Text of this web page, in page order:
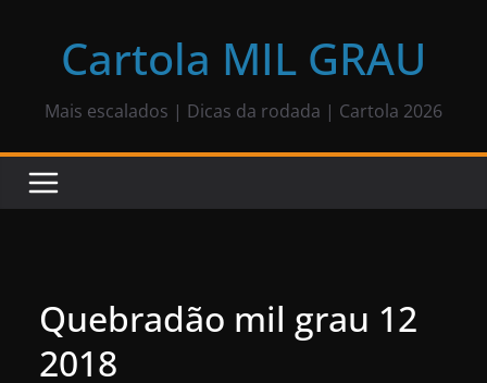
Cartola MIL GRAU
Mais escalados | Dicas da rodada | Cartola 2026
Quebradão mil grau 12
2018